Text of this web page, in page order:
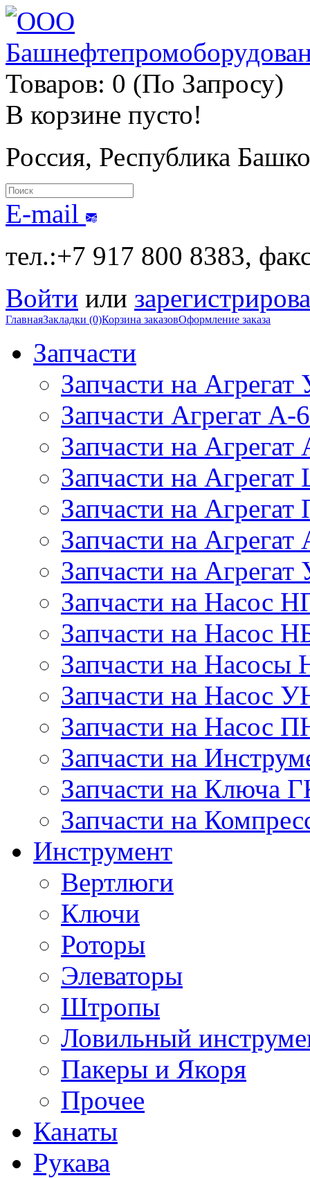
Товаров: 0 (По Запросу)
В корзине пусто!
Россия, Республика
E-mail
тел.:+7 917 800 8383,
Войти или
ГлавнаяЗакладки (0)Корзина заказовОформление заказа
Запчасти
Запчасти на
Запчасти Агрегат А-
Запчасти на
Запчасти на
Запчасти на
Запчасти на
Запчасти на
Запчасти на Насос
Запчасти на Насос
Запчасти на
Запчасти на Насос
Запчасти на Насос
Запчасти на
Запчасти на Ключа
Запчасти на
Инструмент
Вертлюги
Ключи
Роторы
Элеваторы
Штропы
Ловильный
Пакеры и Якоря
Прочее
Канаты
Рукава